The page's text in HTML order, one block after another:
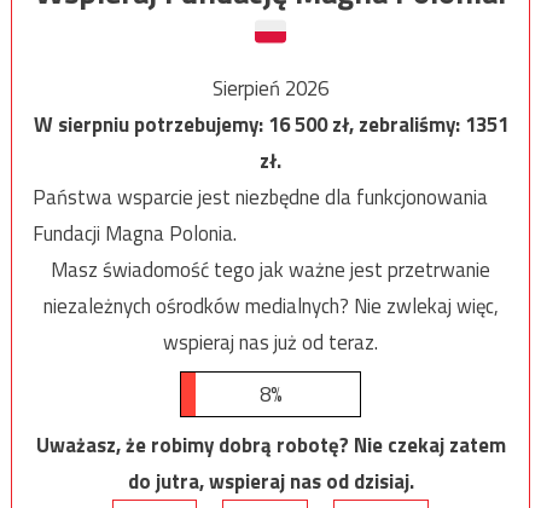
Sierpień 2026
W sierpniu potrzebujemy:16 500zł, zebraliśmy:1351
zł.
Państwa wsparcie jest niezbędne dla funkcjonowania
Fundacji Magna Polonia.
Masz świadomość tego jak ważne jest przetrwanie
niezależnych ośrodków medialnych? Nie zwlekaj więc,
wspieraj nas już od teraz.
8%
Uważasz, że robimy dobrą robotę? Nie czekaj zatem
do jutra, wspieraj nas od dzisiaj.